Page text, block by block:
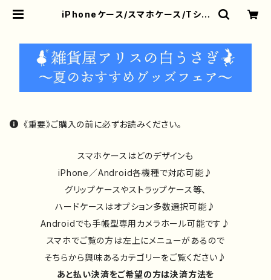
iPhoneケース/スマホケース/Tシャ
さ
《重要》ご購入の前に必ずお読みください。
スマホケースはどのデザインも
iPhone／Android各機種で対応可能♪
グリップケースやストラップケース等、
ハードケースはオプション多数選択可能♪
Androidでも手帳型専用カメラホール可能です♪
スマホでご覧の方は左上にメニューがあるので
そちらから興味あるカテゴリーをご覧ください♪
あと払い決済をご希望の方は決済方法を